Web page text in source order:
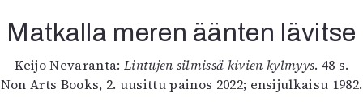
Sarjakuva
Sámegillii
Pääkirjoitus
Paperilehdestä
Matkalla meren äänten lävitse
Keijo Nevaranta: Lintujen silmissä kivien kylmyys. 48 s.
Non Arts Books, 2. uusittu painos 2022; ensijulkaisu 1982.